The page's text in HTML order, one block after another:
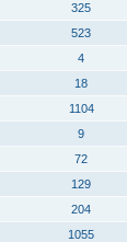
325
523
4
18
1104
9
72
129
204
1055